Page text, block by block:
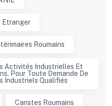
Etranger
Roumains
Activités Industrielles Et
Pour Toute Demande De
Industriels Qualifiés
Caristes Roumains